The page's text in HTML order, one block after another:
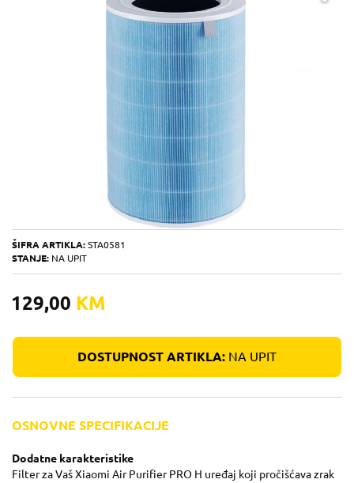
ŠIFRA ARTIKLA: STA0581
STANJE: NA UPIT
129,00 KM
DOSTUPNOST ARTIKLA: NA UPIT
OSNOVNE SPECIFIKACIJE
Dodatne karakteristike
Filter za Vaš Xiaomi Air Purifier PRO H uređaj koji pročišćava zrak